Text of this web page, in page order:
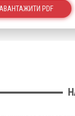
PDF